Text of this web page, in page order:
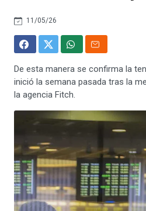
11/05/26
De esta manera se confirma la
inició la semana pasada tras la
la agencia Fitch.